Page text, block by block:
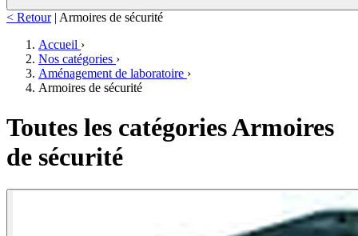
< Retour | Armoires de sécurité
Accueil ›
Nos catégories ›
Aménagement de laboratoire ›
Armoires de sécurité
Toutes les catégories Armoires
de sécurité